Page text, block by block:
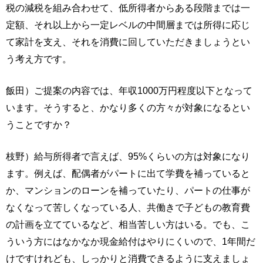
税の減税を組み合わせて、低所得者からある段階までは一
定額、それ以上から一定レベルの中間層までは所得に応じ
て家計を支え、それを消費に回していただきましょうとい
う考え方です。
飯田）ご提案の内容では、年収1000万円程度以下となって
います。そうすると、かなり多くの方々が対象になるとい
うことですか？
枝野）給与所得者で言えば、95%くらいの方は対象になり
ます。例えば、配偶者がパートに出て学費を補っていると
か、マンションのローンを補っていたり、パートの仕事が
なくなって苦しくなっている人、共働きで子どもの教育費
の計画を立てているなど、相当苦しい方はいる。でも、こ
ういう方にはなかなか現金給付はやりにくいので、1年間だ
けですけれども、しっかりと消費できるように支えましょ